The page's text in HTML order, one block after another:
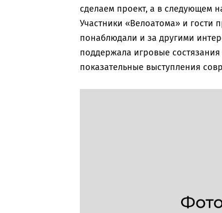
сделаем проект, а в следующем
Участники «Велоатома» и гости
понаблюдали и за другими
поддержала игровые
показательные выступления